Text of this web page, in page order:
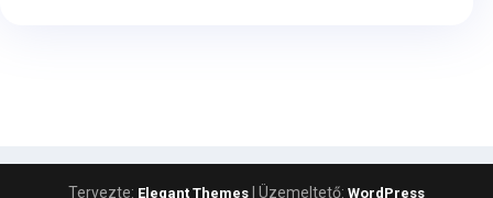
Tervezte: Elegant Themes | Üzemeltető: WordPress